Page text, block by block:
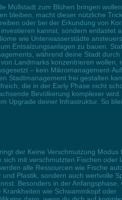
Müllstadt zum Blühen bringen wollen.
bleiben, macht dieser nützliche
oder bei der Erkundung von
kannst, sondern entlastet
wie Unterwasserstädte
Entsalzungsanlagen zu bauen.
während deine Stadt durch
Landmarks konzentrieren wollen,
– kein Mikromanagement-
Stadtmanagement frei gestalten
die in der Early Phase nicht
Bevölkerung komplexer
Upgrade deiner Infrastruktur. So
der Keine Verschmutzung Modus
mit verschmutzten Fischen oder
alle Ressourcen wie Fische
Plastik, sondern auch wertvolle
Besonders in der Anfangsphase,
wie Schwammkopf oder